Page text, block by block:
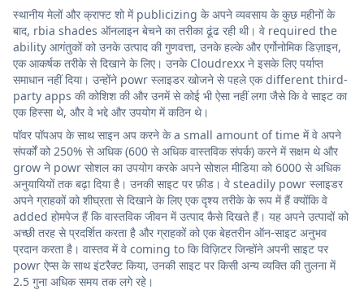
स्थानीय मेलों और क्राफ्ट शो में publicizing के अपने व्यवसाय के कुछ महीनों के
बाद, rbia shades ऑनलाइन बेचने का तरीका ढूंढ रही थी। वे required the
ability आगंतुकों को उनके उत्पाद की गुणवत्ता, उनके हल्के और एर्गोनोमिक डिज़ाइन,
एक आकर्षक तरीके से दिखाने के लिए। उनके Cloudrexx ने इसके लिए पर्याप्त
समाधान नहीं दिया। उन्होंने powr स्लाइडर खोजने से पहले एक different third-
party apps की कोशिश की और उनमें से कोई भी ऐसा नहीं लगा जैसे कि वे साइट का
एक हिस्सा थे, और वे भद्दे और उपयोग में कठिन थे।
पॉवर पॉपअप के साथ साइन अप करने के a small amount of time में वे अपने
संपर्कों को 250% से अधिक (600 से अधिक वास्तविक संपर्क) करने में सक्षम थे और
grow ने powr सोशल का उपयोग करके अपने सोशल मीडिया को 6000 से अधिक
अनुयायियों तक बढ़ा दिया है। उनकी साइट पर फ़ीड। वे steadily powr स्लाइडर
अपने ग्राहकों को शीघ्रता से दिखाने के लिए एक दृश्य तरीके के रूप में हैं क्योंकि वे
added होमपेज हैं कि वास्तविक जीवन में उत्पाद कैसे दिखते हैं। यह अपने उत्पादों को
अच्छी तरह से प्रदर्शित करता है और ग्राहकों को एक बेहतरीन ऑन-साइट अनुभव
प्रदान करता है। वास्तव में वे coming to कि विज़िटर जिन्होंने अपनी साइट पर
powr ऐप्स के साथ इंटरैक्ट किया, उनकी साइट पर किसी अन्य व्यक्ति की तुलना में
2.5 गुना अधिक समय तक लगे रहे।